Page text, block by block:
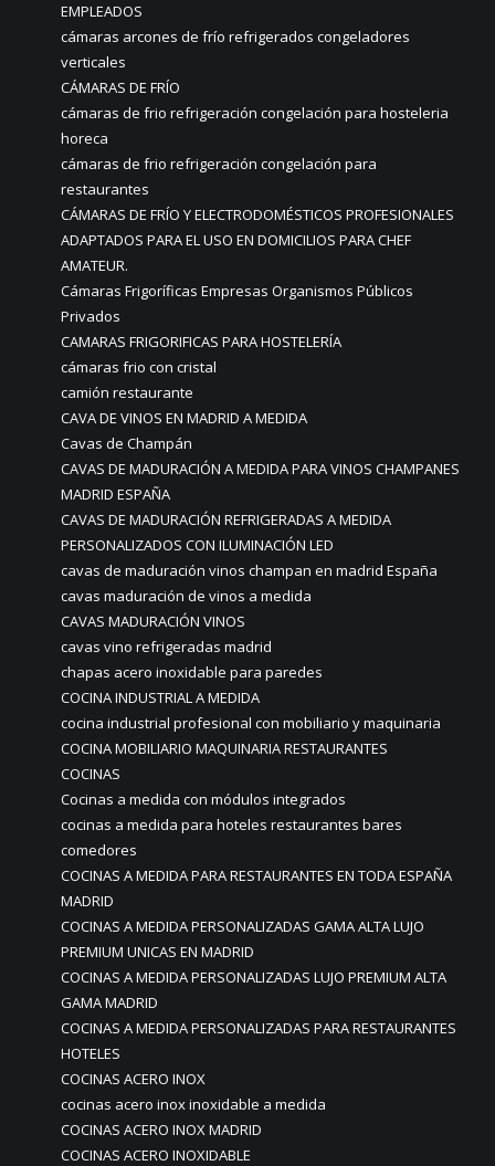
EMPLEADOS
cámaras arcones de frío refrigerados congeladores
verticales
CÁMARAS DE FRÍO
cámaras de frio refrigeración congelación para hosteleria
horeca
cámaras de frio refrigeración congelación para
restaurantes
CÁMARAS DE FRÍO Y ELECTRODOMÉSTICOS PROFESIONALES
ADAPTADOS PARA EL USO EN DOMICILIOS PARA CHEF
AMATEUR.
Cámaras Frigoríficas Empresas Organismos Públicos
Privados
CAMARAS FRIGORIFICAS PARA HOSTELERÍA
cámaras frio con cristal
camión restaurante
CAVA DE VINOS EN MADRID A MEDIDA
Cavas de Champán
CAVAS DE MADURACIÓN A MEDIDA PARA VINOS CHAMPANES
MADRID ESPAÑA
CAVAS DE MADURACIÓN REFRIGERADAS A MEDIDA
PERSONALIZADOS CON ILUMINACIÓN LED
cavas de maduración vinos champan en madrid España
cavas maduración de vinos a medida
CAVAS MADURACIÓN VINOS
cavas vino refrigeradas madrid
chapas acero inoxidable para paredes
COCINA INDUSTRIAL A MEDIDA
cocina industrial profesional con mobiliario y maquinaria
COCINA MOBILIARIO MAQUINARIA RESTAURANTES
COCINAS
Cocinas a medida con módulos integrados
cocinas a medida para hoteles restaurantes bares
comedores
COCINAS A MEDIDA PARA RESTAURANTES EN TODA ESPAÑA
MADRID
COCINAS A MEDIDA PERSONALIZADAS GAMA ALTA LUJO
PREMIUM UNICAS EN MADRID
COCINAS A MEDIDA PERSONALIZADAS LUJO PREMIUM ALTA
GAMA MADRID
COCINAS A MEDIDA PERSONALIZADAS PARA RESTAURANTES
HOTELES
COCINAS ACERO INOX
cocinas acero inox inoxidable a medida
COCINAS ACERO INOX MADRID
COCINAS ACERO INOXIDABLE